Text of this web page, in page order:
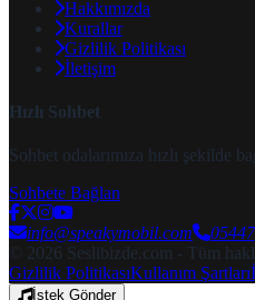
Hakkımızda
Kurallar
Gizlilik Politikası
İletişim
Hızlı Sohbet
Sohbet odalarımıza hızlı şekilde
Sohbete Bağlan
info@speakymobil.com
© 2026 Seslibizde.com - Tüm
Gizlilik PolitikasıKullanım Şartları
İstek Gönder